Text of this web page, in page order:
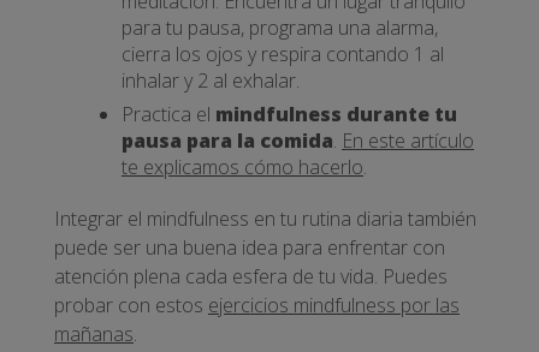
para tu pausa, programa una alarma,
cierra los ojos y respira contando 1 al
inhalar y 2 al exhalar.
Practica el mindfulness durante tu
pausa para la comida. En este artículo
te explicamos cómo hacerlo.
Integrar el mindfulness en tu rutina diaria también
puede ser una buena idea para enfrentar con
atención plena cada esfera de tu vida. Puedes
probar con estos ejercicios mindfulness por las
mañanas.